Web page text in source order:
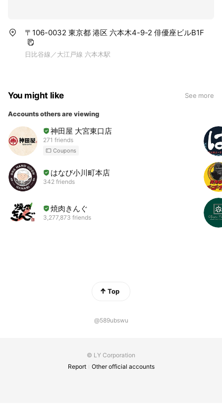
〒106-0032 東京都 港区 六本木4-9-2 俳優座ビルB1F
日比谷線／大江戸線 六本木駅
You might like See more
Accounts others are viewing
神田屋 大宮東口店
271 friends
Coupons
はなび小川町本店
342 friends
焼肉きんぐ
3,277,873 friends
Top
@589ubswu
© LY Corporation
Report
Other official accounts